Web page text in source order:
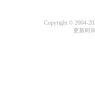
Copyright © 2004-
更新时